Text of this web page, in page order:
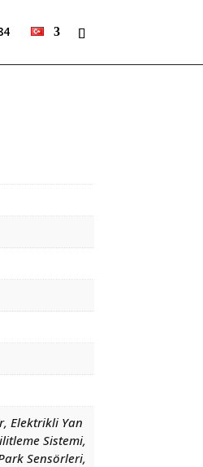
Elektrikli Yan
Sistemi,
Sensörleri,